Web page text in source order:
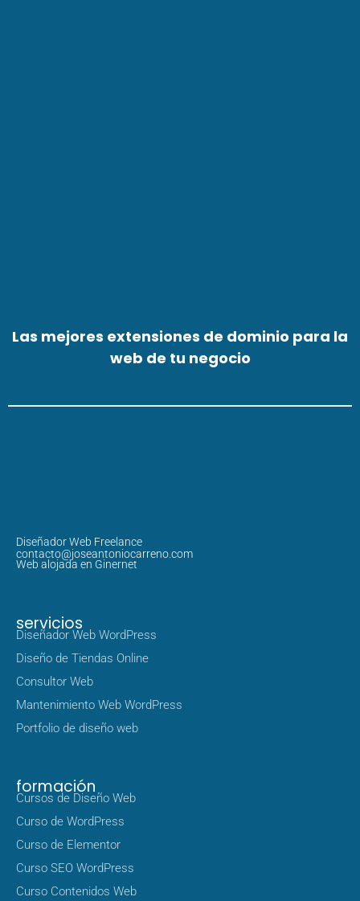
Las mejores extensiones de dominio para la
web de tu negocio
Diseñador Web Freelance
contacto@joseantoniocarreno.com
Web alojada en Ginernet
servicios
Diseñador Web WordPress
Diseño de Tiendas Online
Consultor Web
Mantenimiento Web WordPress
Portfolio de diseño web
formación
Cursos de Diseño Web
Curso de WordPress
Curso de Elementor
Curso SEO WordPress
Curso Contenidos Web